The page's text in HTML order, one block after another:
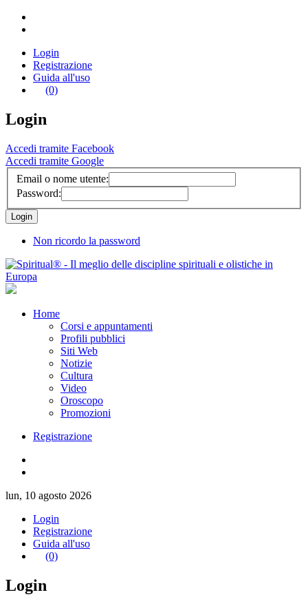
Login
Registrazione
Guida all'uso
(0)
Login
Accedi tramite Facebook
Accedi tramite Google
Email o nome utente:
Password:
Non ricordo la password
Home
Corsi e appuntamenti
Profili pubblici
Siti Web
Notizie
Cultura
Video
Oroscopo
Promozioni
Registrazione
lun, 10 agosto 2026
Login
Registrazione
Guida all'uso
(0)
Login